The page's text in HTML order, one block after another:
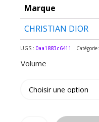
Marque
CHRISTIAN DIOR
UGS : 0aa1883c6411 Catégorie:
Volume